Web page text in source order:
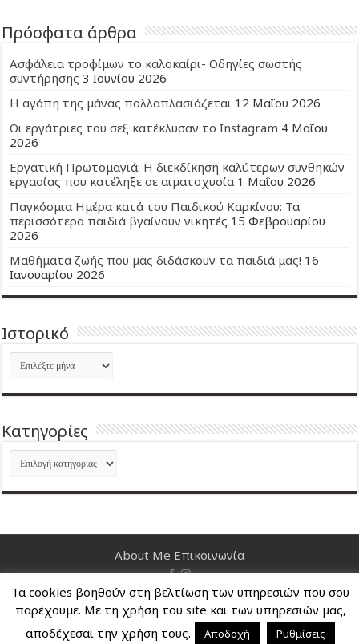
Πρόσφατα άρθρα
Ασφάλεια τροφίμων το καλοκαίρι- Οδηγίες σωστής
συντήρησης 3 Ιουνίου 2026
Η αγάπη της μάνας πολλαπλασιάζεται 12 Μαΐου 2026
Οι εργάτριες του σεξ κατέκλυσαν το Instagram 4 Μαΐου
2026
Εργατική Πρωτομαγιά: Η διεκδίκηση καλύτερων συνθηκών
εργασίας που κατέληξε σε αιματοχυσία 1 Μαΐου 2026
Παγκόσμια Ημέρα κατά του Παιδικού Καρκίνου: Τα
περισσότερα παιδιά βγαίνουν νικητές 15 Φεβρουαρίου
2026
Μαθήματα ζωής που μας διδάσκουν τα παιδιά μας! 16
Ιανουαρίου 2026
Ιστορικό
Ιστορικό
Kατηγορίες
Kατηγορίες
About Me Επικοινωνία
Nancy's Blog © Copyright 2026, All Rights Reserved
Τα cookies βοηθούν στη βελτίωση των υπηρεσιών που σου
παρέχουμε. Με τη χρήση του site και των υπηρεσιών μας,
αποδέχεσαι την χρήση τους.
Αποδοχή Ρυθμίσεις